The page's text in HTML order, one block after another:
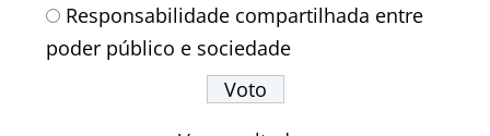
Responsabilidade compartilhada entre
poder público e sociedade